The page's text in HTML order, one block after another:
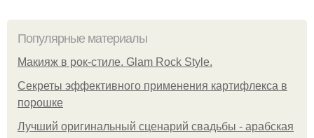
Популярные материалы
Макияж в рок-стиле. Glam Rock Style.
Секреты эффективного применения картифлекса в
порошке
Лучший оригинальный сценарий свадьбы - арабская